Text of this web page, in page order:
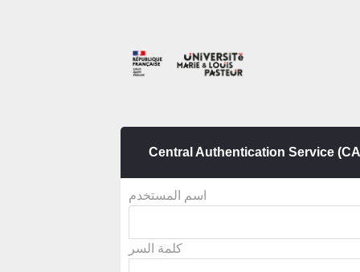
Central Authentication Service
اسم المستخدم
كلمة السر